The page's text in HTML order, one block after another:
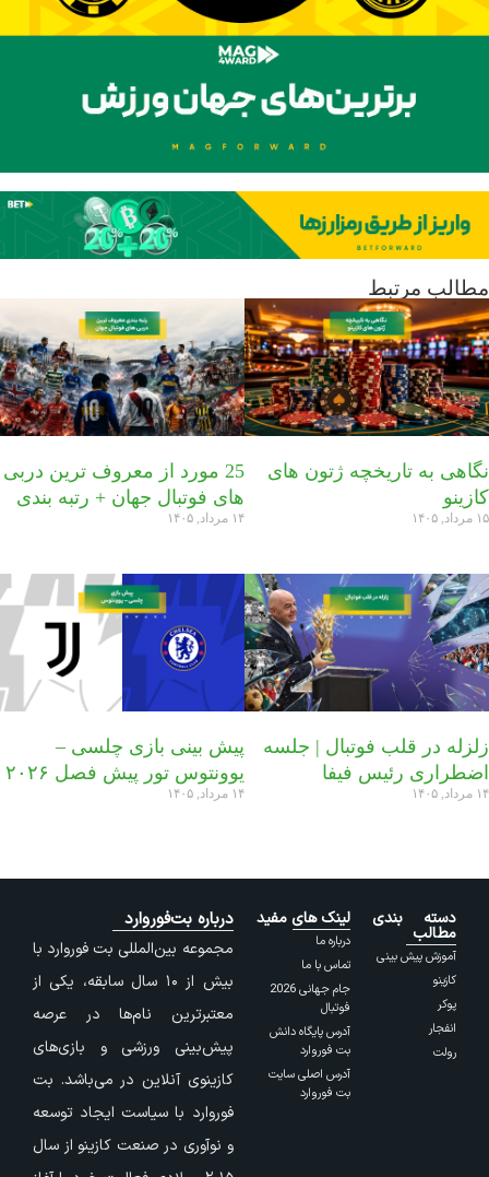
مطالب مرتبط
نگاهی به تاریخچه ژتون های
کازینو
۱۵ مرداد, ۱۴۰۵
25 مورد از معروف ترین دربی
های فوتبال جهان + رتبه بندی
۱۴ مرداد, ۱۴۰۵
زلزله در قلب فوتبال | جلسه
اضطراری رئیس فیفا
۱۴ مرداد, ۱۴۰۵
پیش بینی بازی چلسی –
یوونتوس تور پیش فصل ۲۰۲۶
۱۴ مرداد, ۱۴۰۵
دسته بندی
مطالب
آموزش پیش بینی
کازینو
پوکر
انفجار
رولت
لینک های مفید
درباره ما
تماس با ما
جام جهانی 2026
فوتبال
آدرس پایگاه دانش
بت فوروارد
آدرس اصلی سایت
بت فوروارد
درباره بت‌فوروارد
مجموعه بین‌المللی بت فوروارد با
بیش از ۱۰ سال سابقه، یکی از
معتبرترین نام‌ها در عرصه
پیش‌بینی ورزشی و بازی‌های
کازینوی آنلاین در می‌باشد. بت
فوروارد با سیاست ایجاد توسعه
و نوآوری در صنعت کازینو از سال